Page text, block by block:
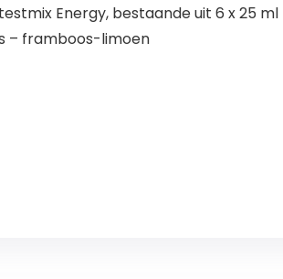
Energy, bestaande uit 6 x 25
– framboos-limoen